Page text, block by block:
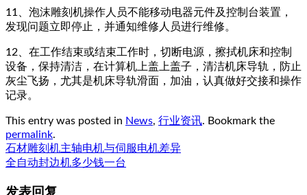
11、泡沫雕刻机操作人员不能移动电器元件及控制台装置，
发现问题立即停止，并通知维修人员进行维修。
12、在工作结束或结束工作时，切断电源，擦拭机床和控制
设备，保持清洁，在计算机上盖上盖子，清洁机床导轨，防止
灰尘飞扬，尤其是机床导轨滑面，加油，认真做好交接和操作
记录。
This entry was posted in News, 行业资讯. Bookmark the
permalink.
石材雕刻机主轴电机与伺服电机差异
全自动封边机多少钱一台
发表回复